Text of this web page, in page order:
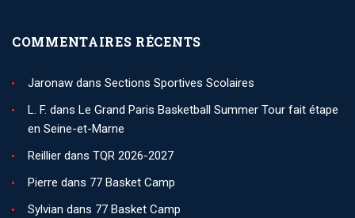
COMMENTAIRES RÉCENTS
Jaronaw dans Sections Sportives Scolaires
L. F. dans Le Grand Paris Basketball Summer Tour fait étape
en Seine-et-Marne
Reillier dans TQR 2026-2027
Pierre dans 77 Basket Camp
Sylvian dans 77 Basket Camp